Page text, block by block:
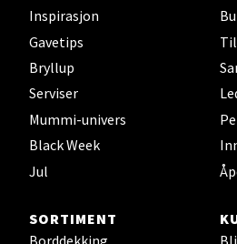
Inspirasjon
Gavetips
Bryllup
Serviser
Mummi-univers
Black Week
Jul
SORTIMENT
Borddekking